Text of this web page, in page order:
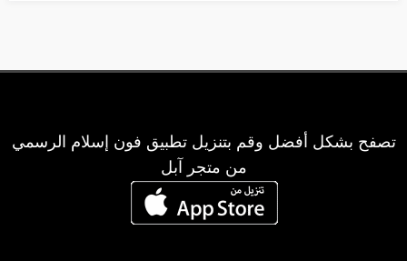
تصفح بشكل أفضل وقم بتنزيل تطبيق فون إسلام الرسمي
من متجر آبل